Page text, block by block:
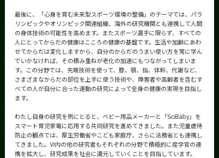
最後に、「心身を育む未来型スポーツ環境の整備」のテーマでは、パラ
リンピックやオリンピック関連組織、海外の研究機関とも連携して人間
の身体技術の可能性を高めます。またスポーツ選手に限らず、すべての
人にとってからだの健康はこころの健康の基盤です。生活や加齢にあわ
せてからだは変化しますから、自分のからだのうまい使い方を常に学ん
でいかなければ、その積み重ねが老化の加速にもつながってしまいま
す。この分野では、先端技術を使って、膝、顎、指、体幹、代謝など、
さまざまなからだの部位を上手に使う技術や、障害者や高齢者を含むす
べての人が自分に合った運動の研究によって全身の健康の実現を目指し
ます。
わたし自身の研究を例にとると、ベビー用品メーカーと「SciBaby」を
スマート育児家電に応用する共同研究を進めてきました。また児童虐待
防止の観点では、厚生労働省やこども家庭庁、さらに法務省とも連携し
てきました。VI内の他の研究者もそれぞれの分野で積極的に産学官の連
携を拡大し、研究成果を社会に還元していくことを目指しています。